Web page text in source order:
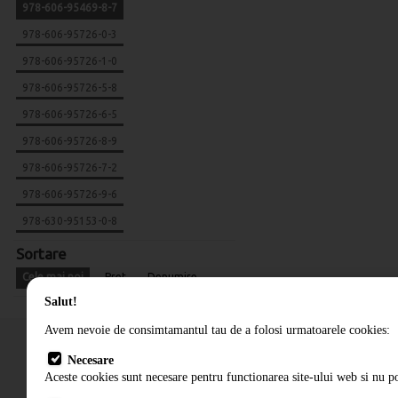
978-606-95469-8-7
978-606-95726-0-3
978-606-95726-1-0
978-606-95726-5-8
978-606-95726-6-5
978-606-95726-8-9
978-606-95726-7-2
978-606-95726-9-6
978-630-95153-0-8
Sortare
Cele mai noi Pret Denumire
Salut!
Avem nevoie de consimtamantul tau de a folosi urmatoarele cookies:
Necesare
Aceste cookies sunt necesare pentru functionarea site-ului web si nu